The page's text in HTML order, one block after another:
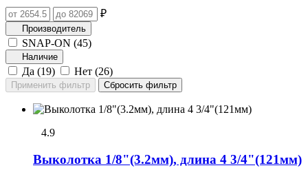
₽
Производитель
SNAP-ON (45)
Наличие
Да (19) Нет (26)
4.9
Выколотка 1/8"(3.2мм), длина 4 3/4"(121мм)